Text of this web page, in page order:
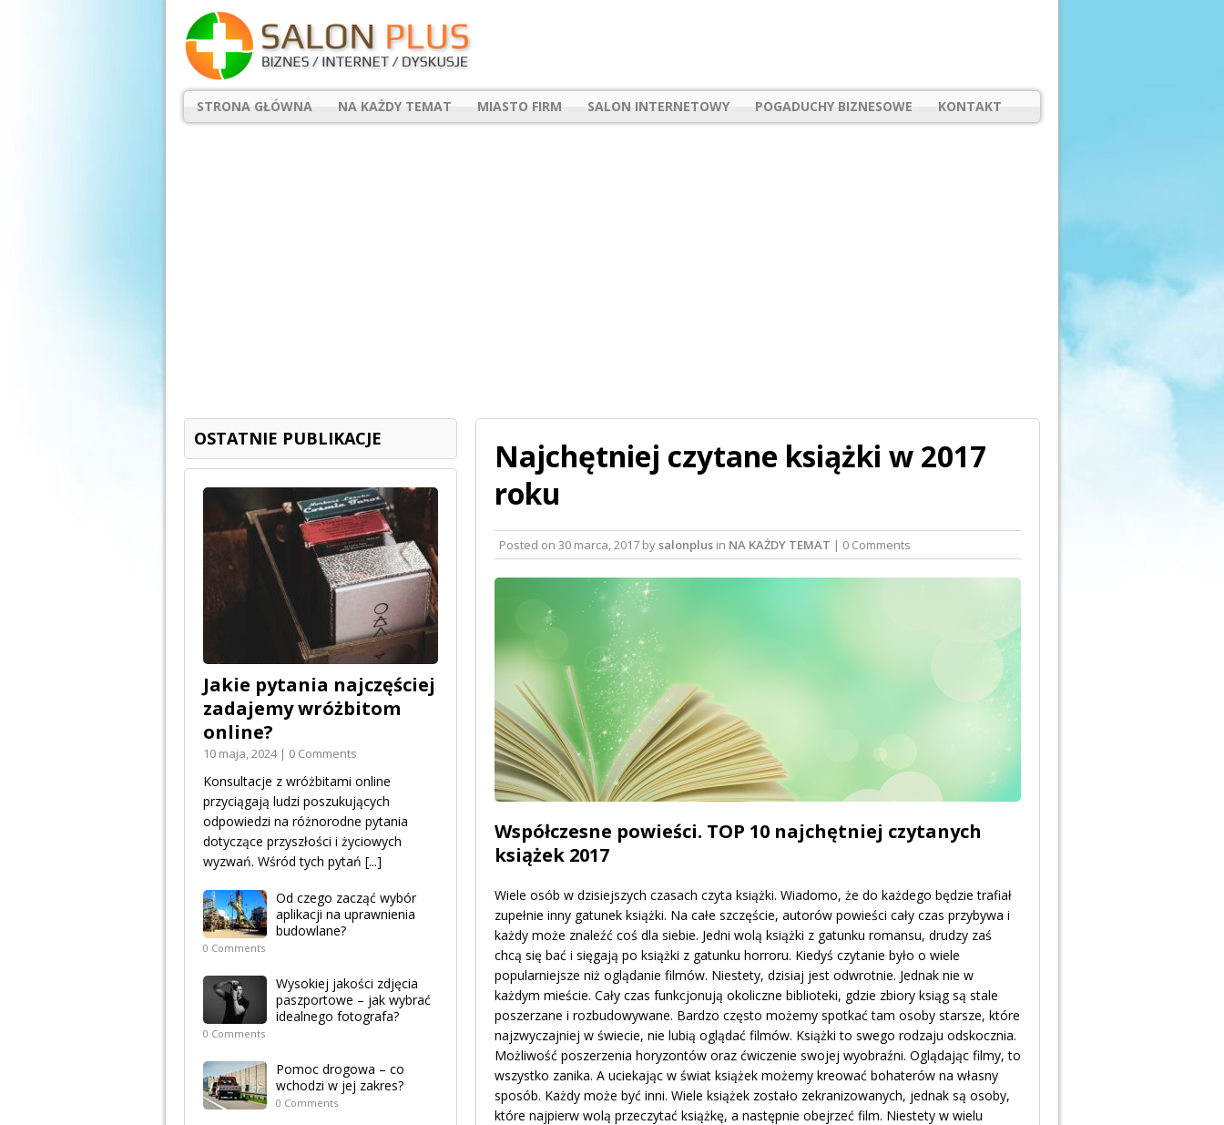
STRONA GŁÓWNA NA KAŻDY TEMAT MIASTO FIRM SALON INTERNETOWY POGADUCHY BIZNESOWE KONTAKT
Najchętniej czytane książki w 2017
roku
Posted on 30 marca, 2017 bysalonplus in NA KAŻDY TEMAT | 0 Comments
Współczesne powieści. TOP 10 najchętniej czytanych
książek 2017
Wiele osób w dzisiejszych czasach czyta książki. Wiadomo, że do każdego będzie trafiał
zupełnie inny gatunek książki. Na całe szczęście, autorów powieści cały czas przybywa i
każdy może znaleźć coś dla siebie. Jedni wolą książki z gatunku romansu, drudzy zaś
chcą się bać i sięgają po książki z gatunku horroru. Kiedyś czytanie było o wiele
popularniejsze niż oglądanie filmów. Niestety, dzisiaj jest odwrotnie. Jednak nie w
każdym mieście. Cały czas funkcjonują okoliczne biblioteki, gdzie zbiory ksiąg są stale
poszerzane i rozbudowywane. Bardzo często możemy spotkać tam osoby starsze, które
najzwyczajniej w świecie, nie lubią oglądać filmów. Książki to swego rodzaju odskocznia.
Możliwość poszerzenia horyzontów oraz ćwiczenie swojej wyobraźni. Oglądając filmy, to
wszystko zanika. A uciekając w świat książek możemy kreować bohaterów na własny
sposób. Każdy może być inni. Wiele książek zostało zekranizowanych, jednak są osoby,
które najpierw wolą przeczytać książkę, a następnie obejrzeć film. Niestety w wielu
OSTATNIE PUBLIKACJE
Jakie pytania najczęściej
zadajemy wróżbitom
online?
10 maja, 2024 | 0 Comments
Konsultacje z wróżbitami online
przyciągają ludzi poszukujących
odpowiedzi na różnorodne pytania
dotyczące przyszłości i życiowych
wyzwań. Wśród tych pytań [...]
Od czego zacząć wybór
aplikacji na uprawnienia
budowlane?
0 Comments
Wysokiej jakości zdjęcia
paszportowe – jak wybrać
idealnego fotografa?
0 Comments
Pomoc drogowa – co
wchodzi w jej zakres?
0 Comments